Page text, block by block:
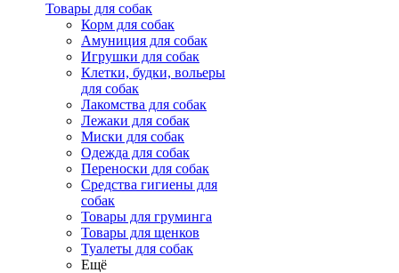
Товары для собак
Корм для собак
Амуниция для собак
Игрушки для собак
Клетки, будки, вольеры
для собак
Лакомства для собак
Лежаки для собак
Миски для собак
Одежда для собак
Переноски для собак
Средства гигиены для
собак
Товары для груминга
Товары для щенков
Туалеты для собак
Ещё